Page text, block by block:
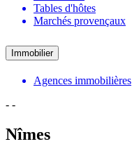
Tables d'hôtes
Marchés provençaux
Immobilier
Agences immobilières
- -
Nîmes